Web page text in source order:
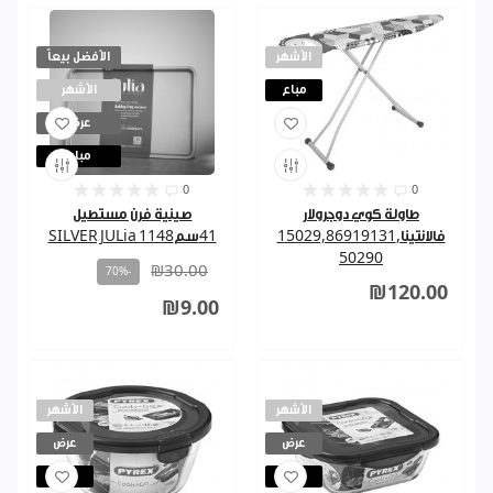
الأفضل بيعاً
الأشهر
عرض
مباع
0
صينية فرن مستطيل
41سمSILVER JULia 1148
₪30.00
-70%
₪9.00
الأشهر
مباع
0
طاولة كوي دوجرولار
فالانتينا,15029,86919131
50290
₪120.00
الأشهر
عرض
مباع
الأشهر
عرض
مباع